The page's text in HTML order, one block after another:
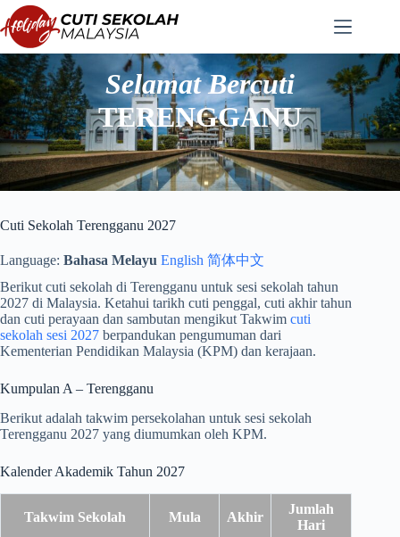
Langkau
ke
kandungan
Selamat Bercuti
TERENGGANU
Cuti Sekolah Terengganu 2027
Language: Bahasa Melayu English 简体中文
Berikut cuti sekolah di Terengganu untuk sesi sekolah tahun
2027 di Malaysia. Ketahui tarikh cuti penggal, cuti akhir tahun
dan cuti perayaan dan sambutan mengikut Takwim cuti
sekolah sesi 2027 berpandukan pengumuman dari
Kementerian Pendidikan Malaysia (KPM) dan kerajaan.
Kumpulan A – Terengganu
Berikut adalah takwim persekolahan untuk sesi sekolah
Terengganu 2027 yang diumumkan oleh KPM.
Kalender Akademik Tahun 2027
Takwim Sekolah Mula Akhir
Jumlah
Hari